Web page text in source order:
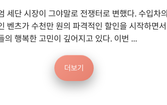
세단 시장이 그야말로 전쟁터로 변했다. 수입차의
벤츠가 수천만 원의 파격적인 할인을 시작하면서
의 행복한 고민이 깊어지고 있다. 이번 ...
더보기